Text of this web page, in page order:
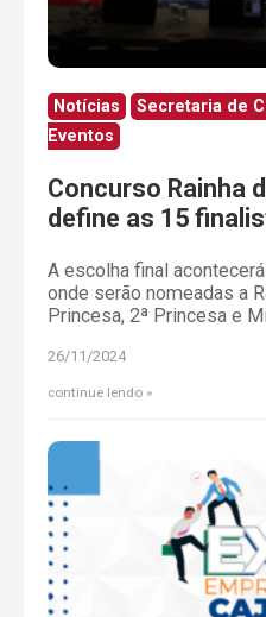
Notícias
Secretaria de
Eventos
Concurso Rainha
define as 15
A escolha final
onde serão nomeadas a
Princesa, 2ª Princesa e
26/11/2024
continue lendo